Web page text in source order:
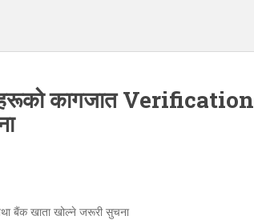
कागजात Verification
बैंक खाता खोल्ने जरूरी सुचना